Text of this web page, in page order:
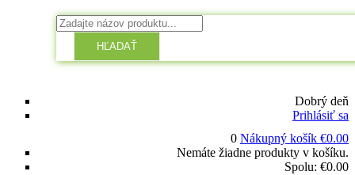
HĽADAŤ
Dobrý deň
Prihlásiť sa
0 Nákupný košík €0.00
Nemáte žiadne produkty v košíku.
Spolu: €0.00